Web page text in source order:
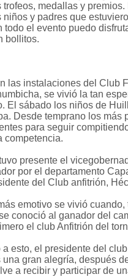
trofeos, medallas y premios.
niños y padres que
todo el evento puedo
bollitos.
las instalaciones del Club
se vivió la tan
El sábado los niños de
Desde temprano los más
para seguir
competencia.
presente el
por el departamento
del Club anfitrión,
emotivo se vivió
conoció al ganador del
el club Anfitrión del
a esto, el presidente del
una gran alegría, después
a recibir y participar de